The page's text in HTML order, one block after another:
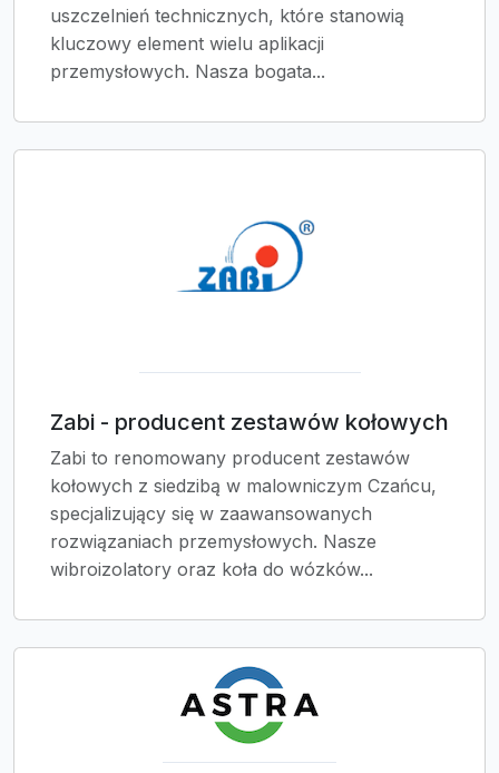
uszczelnień technicznych, które stanowią
kluczowy element wielu aplikacji
przemysłowych. Nasza bogata...
Zabi - producent zestawów kołowych
Zabi to renomowany producent zestawów
kołowych z siedzibą w malowniczym Czańcu,
specjalizujący się w zaawansowanych
rozwiązaniach przemysłowych. Nasze
wibroizolatory oraz koła do wózków...